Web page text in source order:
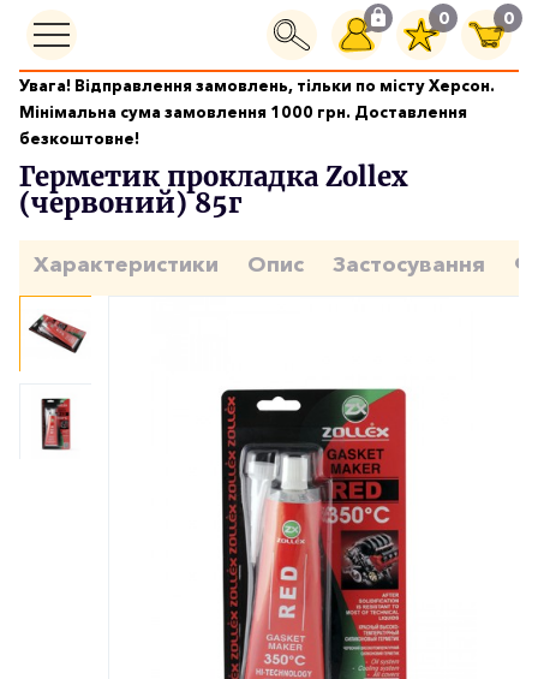
0 0
Увага! Відправлення замовлень, тільки по місту Херсон.
Мінімальна сума замовлення 1000 грн. Доставлення
безкоштовне!
Граметика і клеї
Герметик прокладка Zollex (червоний) 85г
Герметик прокладка Zollex
(червоний) 85г
Характеристики Опис Застосування